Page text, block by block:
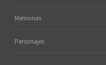
Memorias
Personajes